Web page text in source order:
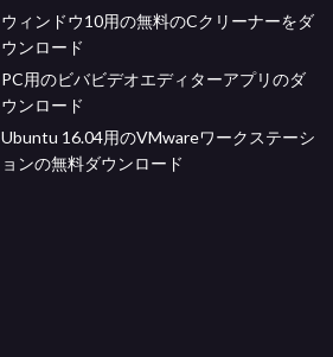
ウィンドウ10用の無料のCクリーナーをダ
ウンロード
PC用のビバビデオエディターアプリのダ
ウンロード
Ubuntu 16.04用のVMwareワークステーシ
ョンの無料ダウンロード